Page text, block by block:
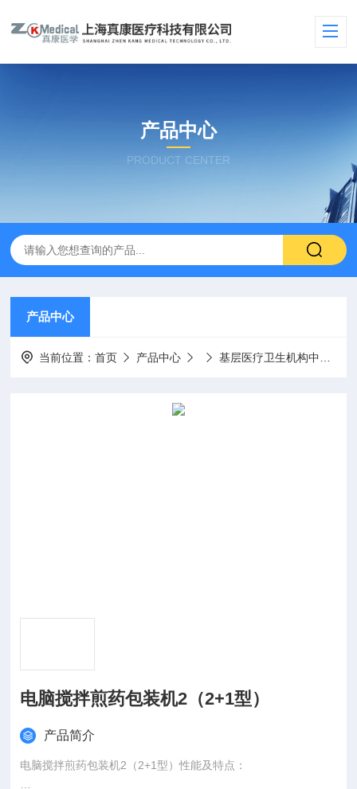
产品中心
PRODUCT CENTER
产品中心
当前位置：首页 产品中心 基层医疗卫生机构中医诊疗区（中医馆）服务能力建设项目
电脑搅拌煎药包装机2（2+1型）
产品简介
电脑搅拌煎药包装机2（2+1型）性能及特点：